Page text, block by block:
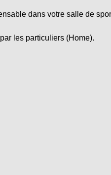
dans votre salle de
les particuliers (Home).